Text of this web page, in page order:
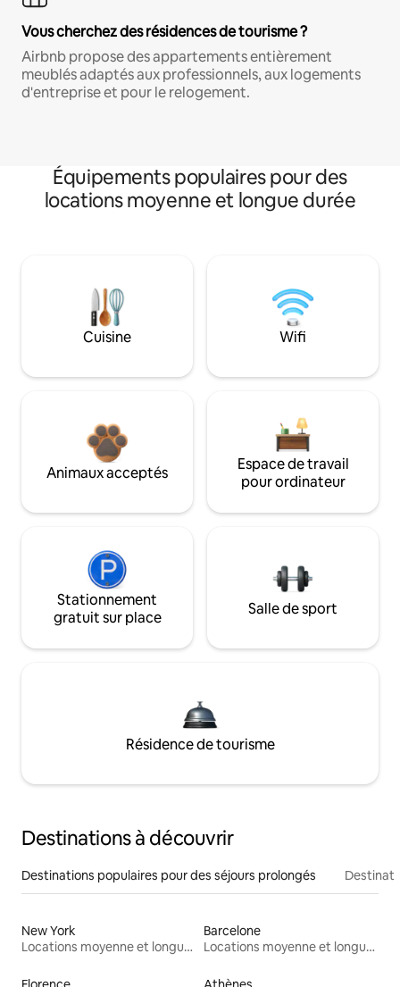
Vous cherchez des résidences de tourisme ?
Airbnb propose des appartements entièrement
meublés adaptés aux professionnels, aux logements
d'entreprise et pour le relogement.
Équipements populaires pour des
locations moyenne et longue durée
Cuisine Wifi
Animaux acceptés
Espace de travail
pour ordinateur
Stationnement
gratuit sur place
Salle de sport
Résidence de tourisme
Destinations à découvrir
Destinations populaires pour des séjours prolongés
New York
Locations moyenne et longue durée
Barcelone
Locations moyenne et longue durée